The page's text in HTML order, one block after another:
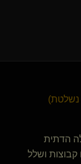
הדתית
ושלל